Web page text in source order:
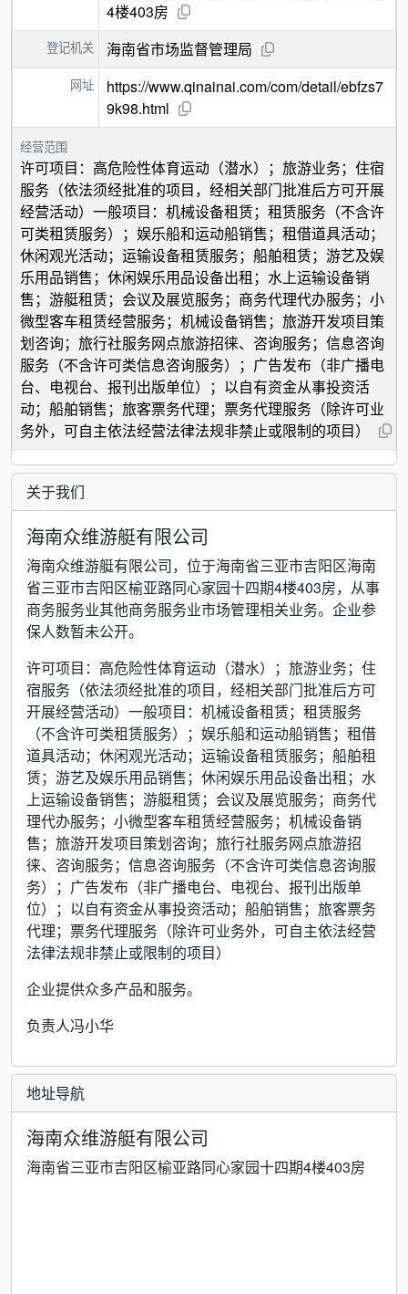
4楼403房
登记机关 海南省市场监督管理局
网址
https://www.qinainai.com/com/detail/ebfzs7
9k98.html
经营范围
许可项目：高危险性体育运动（潜水）；旅游业务；住宿
服务（依法须经批准的项目，经相关部门批准后方可开展
经营活动）一般项目：机械设备租赁；租赁服务（不含许
可类租赁服务）；娱乐船和运动船销售；租借道具活动；
休闲观光活动；运输设备租赁服务；船舶租赁；游艺及娱
乐用品销售；休闲娱乐用品设备出租；水上运输设备销
售；游艇租赁；会议及展览服务；商务代理代办服务；小
微型客车租赁经营服务；机械设备销售；旅游开发项目策
划咨询；旅行社服务网点旅游招徕、咨询服务；信息咨询
服务（不含许可类信息咨询服务）；广告发布（非广播电
台、电视台、报刊出版单位）；以自有资金从事投资活
动；船舶销售；旅客票务代理；票务代理服务（除许可业
务外，可自主依法经营法律法规非禁止或限制的项目）
关于我们
海南众维游艇有限公司
海南众维游艇有限公司，位于海南省三亚市吉阳区海南
省三亚市吉阳区榆亚路同心家园十四期4楼403房，从事
商务服务业其他商务服务业市场管理相关业务。企业参
保人数暂未公开。
许可项目：高危险性体育运动（潜水）；旅游业务；住
宿服务（依法须经批准的项目，经相关部门批准后方可
开展经营活动）一般项目：机械设备租赁；租赁服务
（不含许可类租赁服务）；娱乐船和运动船销售；租借
道具活动；休闲观光活动；运输设备租赁服务；船舶租
赁；游艺及娱乐用品销售；休闲娱乐用品设备出租；水
上运输设备销售；游艇租赁；会议及展览服务；商务代
理代办服务；小微型客车租赁经营服务；机械设备销
售；旅游开发项目策划咨询；旅行社服务网点旅游招
徕、咨询服务；信息咨询服务（不含许可类信息咨询服
务）；广告发布（非广播电台、电视台、报刊出版单
位）；以自有资金从事投资活动；船舶销售；旅客票务
代理；票务代理服务（除许可业务外，可自主依法经营
法律法规非禁止或限制的项目）
企业提供众多产品和服务。
负责人冯小华
地址导航
海南众维游艇有限公司
海南省三亚市吉阳区榆亚路同心家园十四期4楼403房